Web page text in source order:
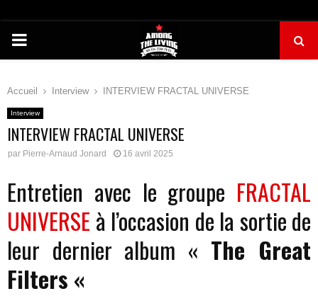
PRIMARY
Accueil Interview INTERVIEW FRACTAL UNIVERSE
Interview
INTERVIEW FRACTAL UNIVERSE
par Pierre-Arnaud Jonard 16 avril 2025
Entretien avec le groupe FRACTAL
UNIVERSE à l’occasion de la sortie de
leur dernier album « The Great
Filters «